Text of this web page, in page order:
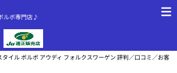
ルボ専門店♪
タイル ボルボ アウディ フォルクスワーゲン 評判／口コミ／お客